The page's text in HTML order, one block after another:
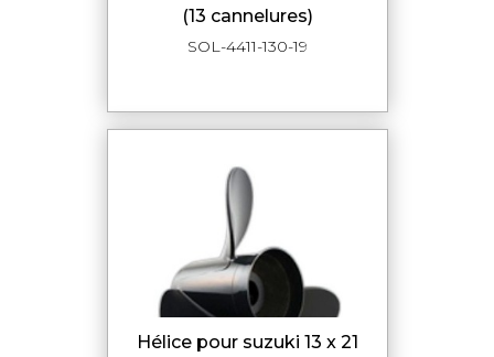
(13 cannelures)
SOL-4411-130-19
hélice pour suzuki 13 x 21